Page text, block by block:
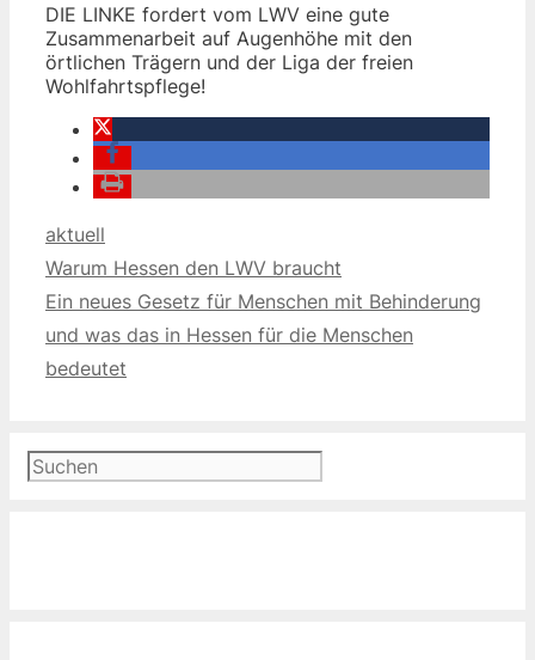
DIE LINKE fordert vom LWV eine gute
Zusammenarbeit auf Augenhöhe mit den
örtlichen Trägern und der Liga der freien
Wohlfahrtspflege!
Kategorien
aktuell
Warum Hessen den LWV braucht
Ein neues Gesetz für Menschen mit Behinderung
und was das in Hessen für die Menschen
bedeutet
Suchen